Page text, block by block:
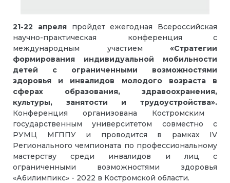
21-22 апреляпройдет ежегодная Всероссийская
научно-практическая конференция с
международным участием «Стратегии
формирования индивидуальной мобильности
детей с ограниченными возможностями
здоровья и инвалидов молодого возраста в
сферах образования, здравоохранения,
культуры, занятости и трудоустройства».
Конференция организована Костромским
государственным университетом совместно с
РУМЦ МГППУ и проводится в рамках IV
Регионального чемпионата по профессиональному
мастерству среди инвалидов и лиц с
ограниченными возможностями здоровья
«Абилимпикс» - 2022 в Костромской области.